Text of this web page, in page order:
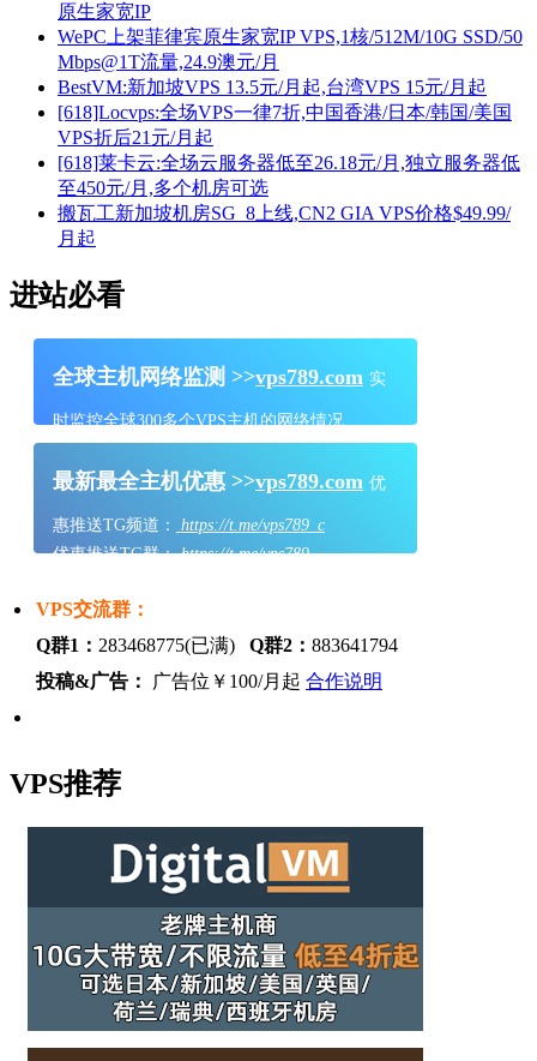
原生家宽IP
WePC上架菲律宾原生家宽IP VPS,1核/512M/10G SSD/50
Mbps@1T流量,24.9澳元/月
BestVM:新加坡VPS 13.5元/月起,台湾VPS 15元/月起
[618]Locvps:全场VPS一律7折,中国香港/日本/韩国/美国
VPS折后21元/月起
[618]莱卡云:全场云服务器低至26.18元/月,独立服务器低
至450元/月,多个机房可选
搬瓦工新加坡机房SG_8上线,CN2 GIA VPS价格$49.99/
月起
进站必看
全球主机网络监测 >>vps789.com 实
时监控全球300多个VPS主机的网络情况
最新最全主机优惠 >>vps789.com 优
惠推送TG频道：
https://t.me/vps789_c
优惠推送TG群：https://t.me/vps789
VPS交流群：
Q群1： 283468775(已满) Q群2： 883641794
投稿&广告：
广告位￥100/月起 合作说明
VPS推荐